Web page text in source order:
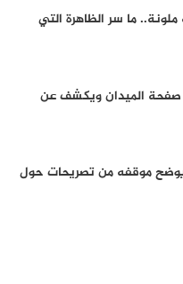
ما سر الظاهرة التي
صفحة الميدان ويكشف عن
موقفه من تصريحات حول